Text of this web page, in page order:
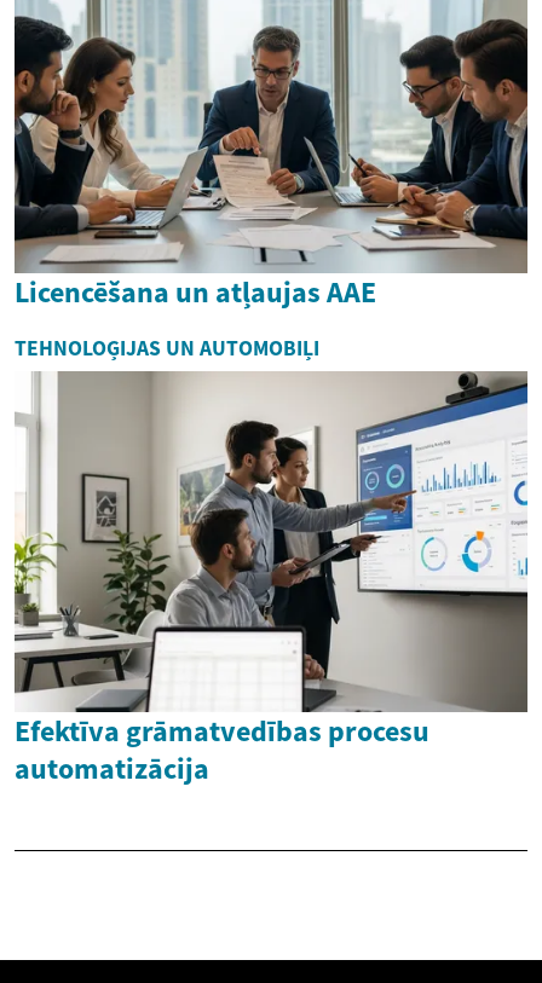
Licencēšana un atļaujas AAE
TEHNOLOĢIJAS UN AUTOMOBIĻI
Efektīva grāmatvedības procesu
automatizācija